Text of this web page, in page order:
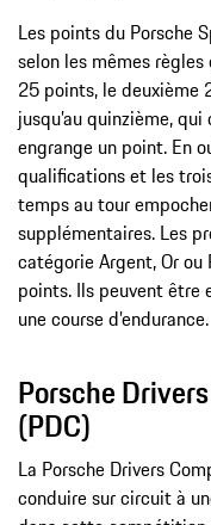
Les points du Porsche
selon les mêmes
25 points, le deuxième
jusqu’au quinzième,
engrange un point. En
qualifications et les
temps au tour
supplémentaires. Les
catégorie Argent, Or ou
points. Ils peuvent être
une course d’endurance.
Porsche
(PDC)
La Porsche Drivers
conduire sur circuit à